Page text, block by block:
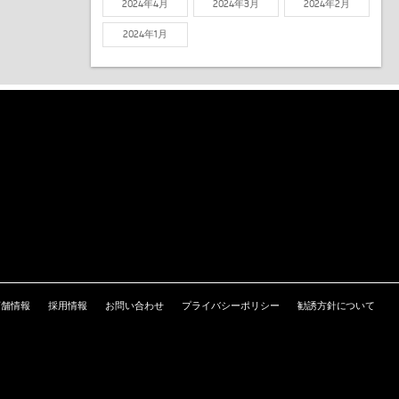
2024年4月 2024年3月 2024年2月
2024年1月
情報 採用情報 お問い合わせ プライバシーポリシー 勧誘方針について